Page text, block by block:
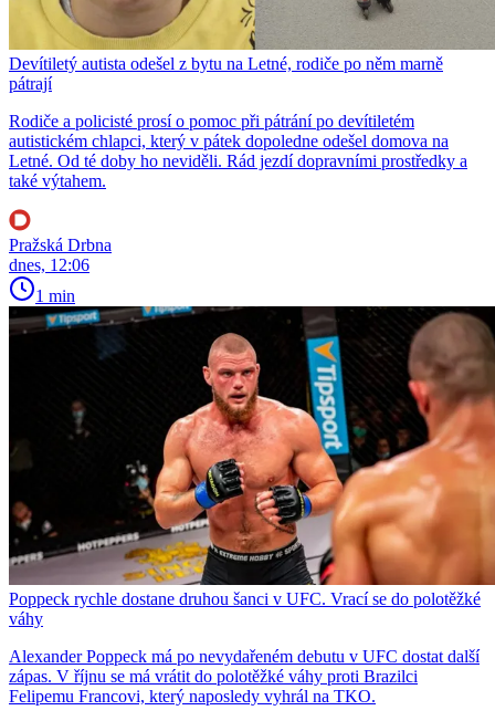
Devítiletý autista odešel z bytu na Letné, rodiče po něm marně
pátrají
Rodiče a policisté prosí o pomoc při pátrání po devítiletém
autistickém chlapci, který v pátek dopoledne odešel domova na
Letné. Od té doby ho neviděli. Rád jezdí dopravními prostředky a
také výtahem.
Pražská Drbna
dnes, 12:06
1 min
Poppeck rychle dostane druhou šanci v UFC. Vrací se do polotěžké
váhy
Alexander Poppeck má po nevydařeném debutu v UFC dostat další
zápas. V říjnu se má vrátit do polotěžké váhy proti Brazilci
Felipemu Francovi, který naposledy vyhrál na TKO.